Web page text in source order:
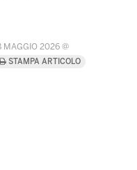
MAGGIO 2026 @
STAMPA ARTICOLO